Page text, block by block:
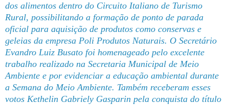
dos alimentos dentro do Circuito Italiano de Turismo
Rural, possibilitando a formação de ponto de parada
oficial para aquisição de produtos como conservas e
geleias da empresa Poli Produtos Naturais. O Secretário
Evandro Luiz Busato foi homenageado pelo excelente
trabalho realizado na Secretaria Municipal de Meio
Ambiente e por evidenciar a educação ambiental durante
a Semana do Meio Ambiente. Também receberam esses
votos Kethelin Gabriely Gasparin pela conquista do título